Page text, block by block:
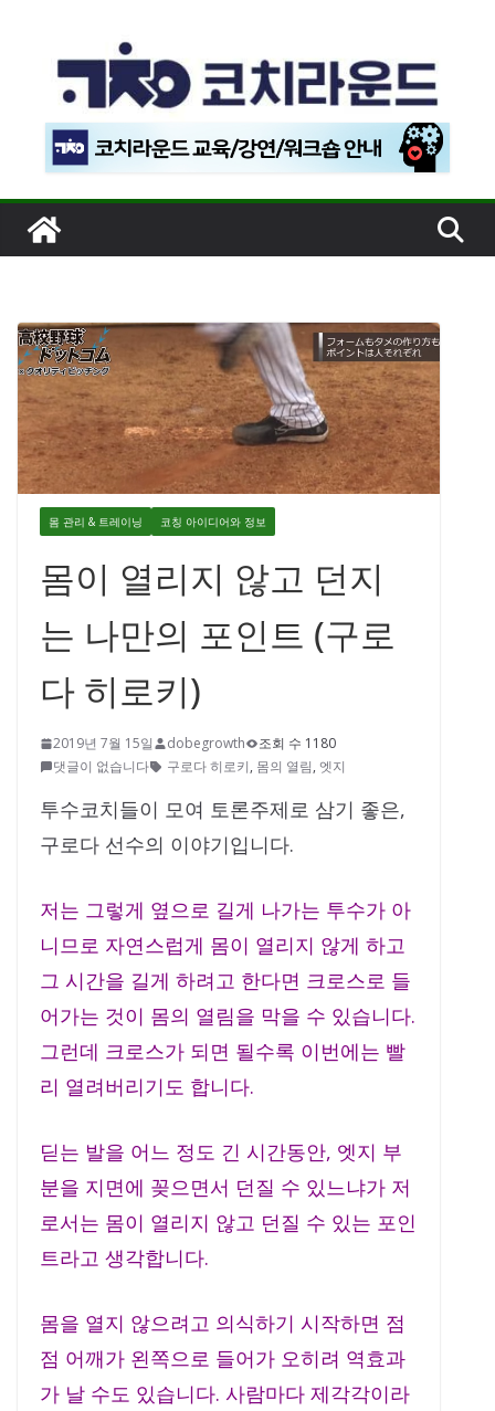
너
기
몸 관리 & 트레이닝 코칭 아이디어와 정보
몸이 열리지 않고 던지
는 나만의 포인트 (구로
다 히로키)
2019년 7월 15일 dobegrowth
조회 수 1180
댓글이 없습니다
구로다 히로키, 몸의 열림, 엣지
투수코치들이 모여 토론주제로 삼기 좋은,
구로다 선수의 이야기입니다.
저는 그렇게 옆으로 길게 나가는 투수가 아
니므로 자연스럽게 몸이 열리지 않게 하고
그 시간을 길게 하려고 한다면 크로스로 들
어가는 것이 몸의 열림을 막을 수 있습니다.
그런데 크로스가 되면 될수록 이번에는 빨
리 열려버리기도 합니다.
딛는 발을 어느 정도 긴 시간동안, 엣지 부
분을 지면에 꽂으면서 던질 수 있느냐가 저
로서는 몸이 열리지 않고 던질 수 있는 포인
트라고 생각합니다.
몸을 열지 않으려고 의식하기 시작하면 점
점 어깨가 왼쪽으로 들어가 오히려 역효과
가 날 수도 있습니다. 사람마다 제각각이라